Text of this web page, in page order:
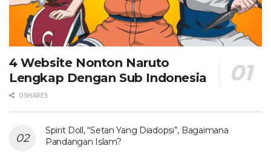
4 Website Nonton Naruto
Lengkap Dengan Sub Indonesia
0 SHARES
Spirit Doll, “Setan Yang Diadopsi”, Bagaimana
Pandangan Islam?